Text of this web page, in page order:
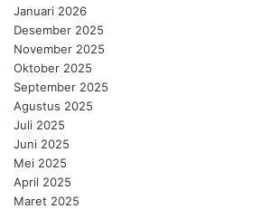
Januari 2026
Desember 2025
November 2025
Oktober 2025
September 2025
Agustus 2025
Juli 2025
Juni 2025
Mei 2025
April 2025
Maret 2025